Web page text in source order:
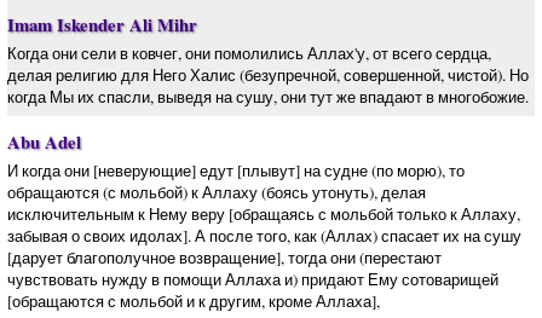
Imam Iskender Ali Mihr
Когда они сели в ковчег, они помолились Аллах'у, от всего сердца,
делая религию для Него Халис (безупречной, совершенной, чистой). Но
когда Мы их спасли, выведя на сушу, они тут же впадают в многобожие.
Abu Adel
И когда они [неверующие] едут [плывут] на судне (по морю), то
обращаются (с мольбой) к Аллаху (боясь утонуть), делая
исключительным к Нему веру [обращаясь с мольбой только к Аллаху,
забывая о своих идолах]. А после того, как (Аллах) спасает их на сушу
[дарует благополучное возвращение], тогда они (перестают
чувствовать нужду в помощи Аллаха и) придают Ему сотоварищей
[обращаются с мольбой и к другим, кроме Аллаха],